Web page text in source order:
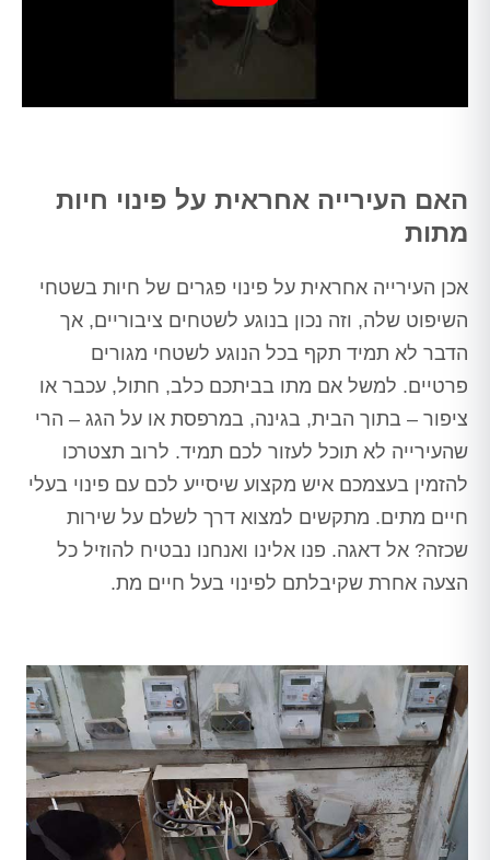
האם העירייה אחראית על פינוי חיות
מתות
אכן העירייה אחראית על פינוי פגרים של חיות בשטחי
השיפוט שלה, וזה נכון בנוגע לשטחים ציבוריים, אך
הדבר לא תמיד תקף בכל הנוגע לשטחי מגורים
פרטיים. למשל אם מתו בביתכם כלב, חתול, עכבר או
ציפור – בתוך הבית, בגינה, במרפסת או על הגג – הרי
שהעירייה לא תוכל לעזור לכם תמיד. לרוב תצטרכו
להזמין בעצמכם איש מקצוע שיסייע לכם עם פינוי בעלי
חיים מתים. מתקשים למצוא דרך לשלם על שירות
שכזה? אל דאגה. פנו אלינו ואנחנו נבטיח להוזיל כל
הצעה אחרת שקיבלתם לפינוי בעל חיים מת.